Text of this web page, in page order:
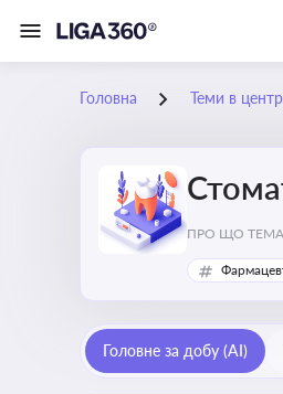
Головна Теми в
ПРО ЩО
Головне за добу (AI)